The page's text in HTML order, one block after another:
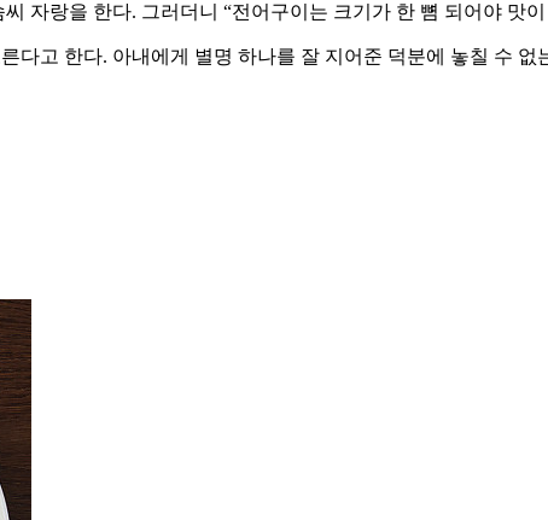
자랑을 한다. 그러더니 “전어구이는 크기가 한 뼘 되어야 맛
다고 한다. 아내에게 별명 하나를 잘 지어준 덕분에 놓칠 수 없